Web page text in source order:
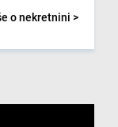
o nekretnini >